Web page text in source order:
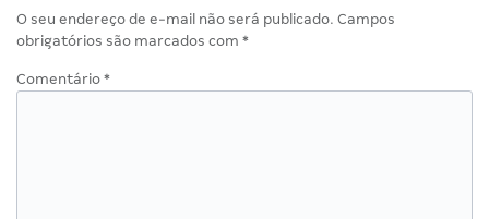
O seu endereço de e-mail não será publicado. Campos
obrigatórios são marcados com *
Comentário *